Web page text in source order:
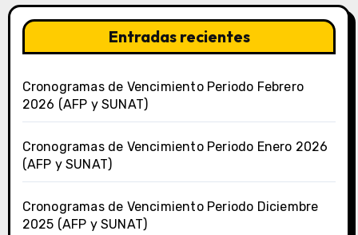
Entradas recientes
Cronogramas de Vencimiento Periodo Febrero
2026 (AFP y SUNAT)
Cronogramas de Vencimiento Periodo Enero 2026
(AFP y SUNAT)
Cronogramas de Vencimiento Periodo Diciembre
2025 (AFP y SUNAT)